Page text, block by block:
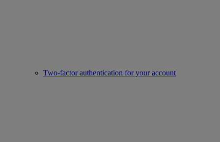
Two-factor authentication for your account